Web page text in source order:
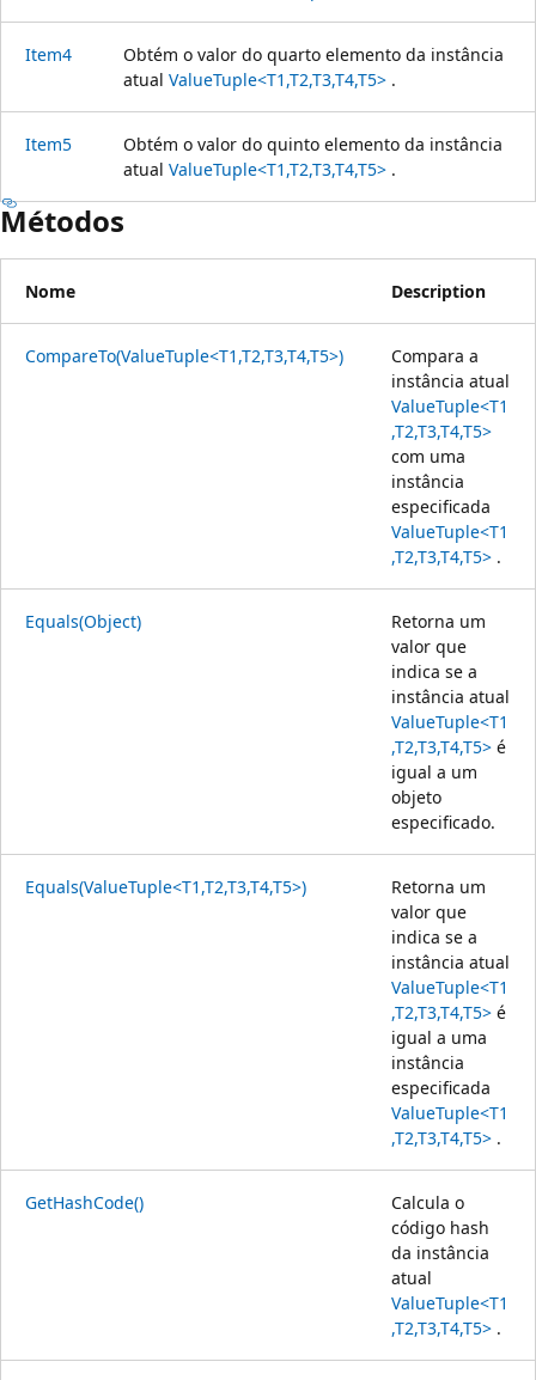
Item4
Obtém o valor do quarto elemento da instância
atual ValueTuple<T1,T2,T3,T4,T5> .
Item5
Obtém o valor do quinto elemento da instância
atual ValueTuple<T1,T2,T3,T4,T5> .
Métodos
Nome Description
CompareTo(ValueTuple<T1,T2,T3,T4,T5>)
Compara a
instância atual
ValueTuple<T1
,T2,T3,T4,T5>
com uma
instância
especificada
ValueTuple<T1
,T2,T3,T4,T5> .
Equals(Object)
Retorna um
valor que
indica se a
instância atual
ValueTuple<T1
,T2,T3,T4,T5> é
igual a um
objeto
especificado.
Equals(ValueTuple<T1,T2,T3,T4,T5>)
Retorna um
valor que
indica se a
instância atual
ValueTuple<T1
,T2,T3,T4,T5> é
igual a uma
instância
especificada
ValueTuple<T1
,T2,T3,T4,T5> .
GetHashCode()
Calcula o
código hash
da instância
atual
ValueTuple<T1
,T2,T3,T4,T5> .